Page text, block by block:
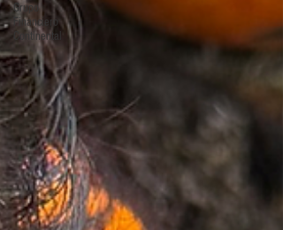
Grupo
Financiero
Continental